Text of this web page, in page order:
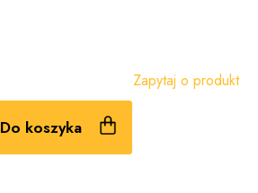
Zapytaj o produkt
Do koszyka